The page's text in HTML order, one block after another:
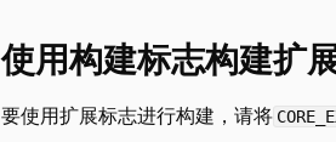
使用构建标志构建扩
要使用扩展标志进行构建，请将